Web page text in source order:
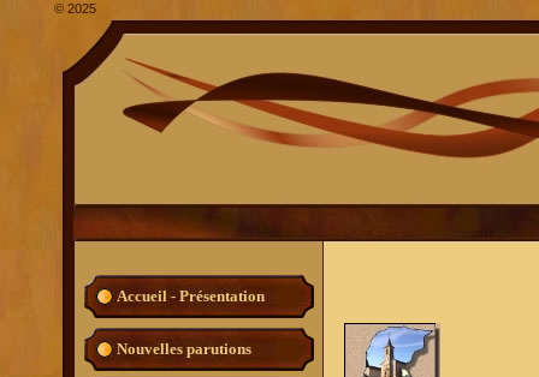
Accueil - Présentation
Nouvelles parutions
© 2025